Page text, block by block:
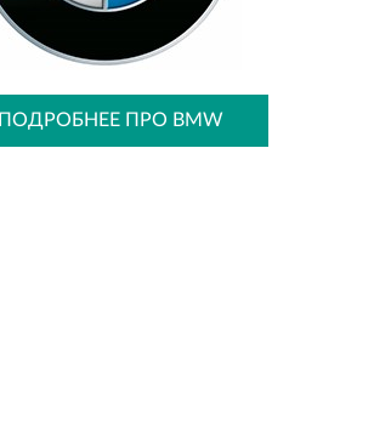
ПОДРОБНЕЕ ПРО BMW